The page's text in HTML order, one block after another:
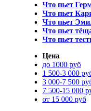
Что пьет
Что пьет
Что пьет
Что пьет
Что пьет
Цена
до 1000 руб
1 500-3 000
3 000-7 500
7 500-15 000
от 15 000 руб